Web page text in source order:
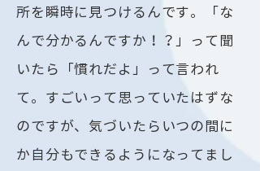
所を瞬時に見つけるんです。「な
んで分かるんですか！？」って聞
いたら「慣れだよ」って言われ
て。すごいって思っていたはずな
のですが、気づいたらいつの間に
か自分もできるようになってまし